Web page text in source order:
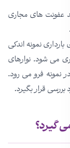
عفونت های مجاری
بارداری نمونه اندکی
می شود. نوارهای
نمونه فرو می رود.
قرار بگیرد.
گیرد؟